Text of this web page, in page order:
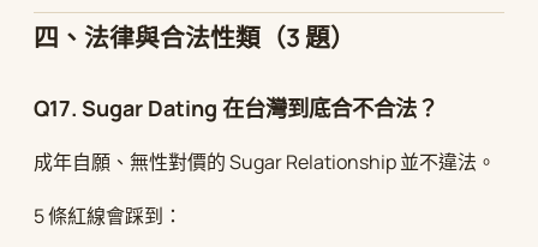
四、法律與合法性類（3 題）
Q17. Sugar Dating 在台灣到底合不合法？
成年自願、無性對價的 Sugar Relationship 並不違法。
5 條紅線會踩到：